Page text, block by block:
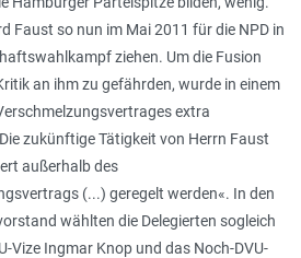
Faust so nun im Mai 2011 für die NPD in
ziehen. Um die Fusion
an ihm zu gefährden, wurde in einem
extra
zukünftige Tätigkeit von Herrn Faust
außerhalb des
(...) geregelt werden«. In den
wählten die Delegierten sogleich
Vize Ingmar Knop und das Noch-DVU-